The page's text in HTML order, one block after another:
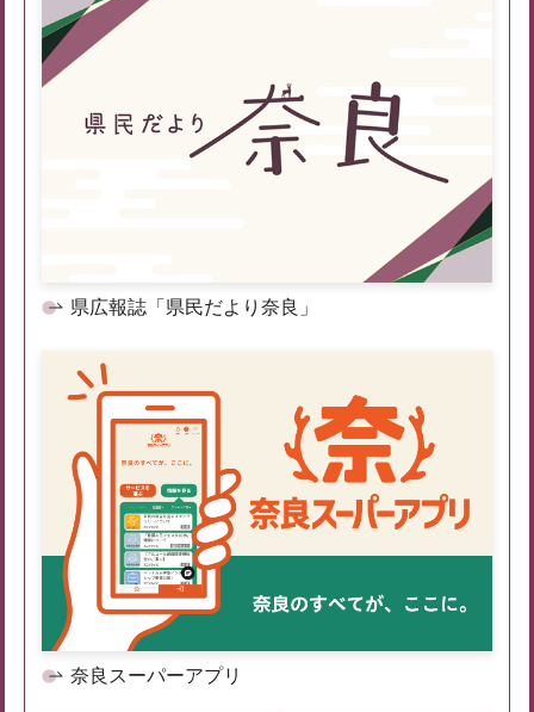
県広報誌「県民だより奈良」
奈良スーパーアプリ